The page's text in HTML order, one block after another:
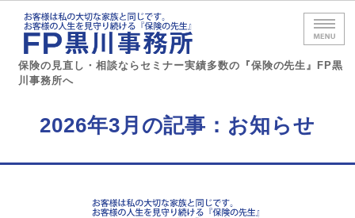
保険の見
保険の見直し・相談ならセミナー実績多数の『保険の先生』FP黒
川事務所へ
ホーム2026年3月の記事：お知らせ